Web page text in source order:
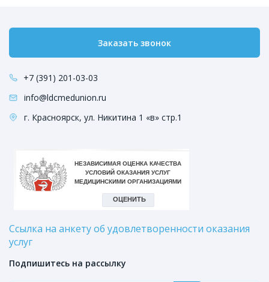
Заказать звонок
+7 (391) 201-03-03
info@ldcmedunion.ru
г. Красноярск, ул. Никитина 1 «в» стр.1
Ссылка на анкету об удовлетворенности оказания
услуг
Подпишитесь на рассылку